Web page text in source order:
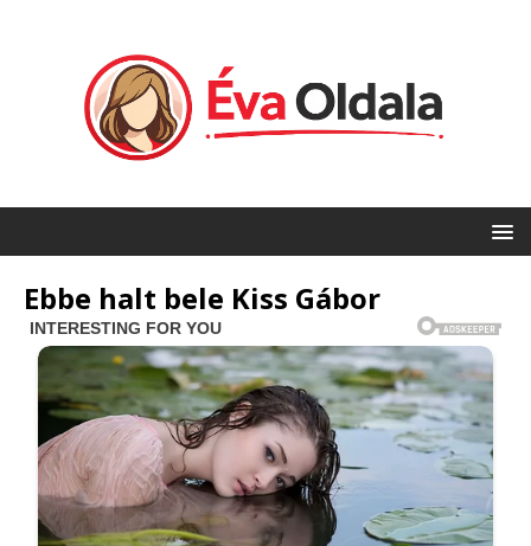
Ebbe halt bele Kiss Gábor